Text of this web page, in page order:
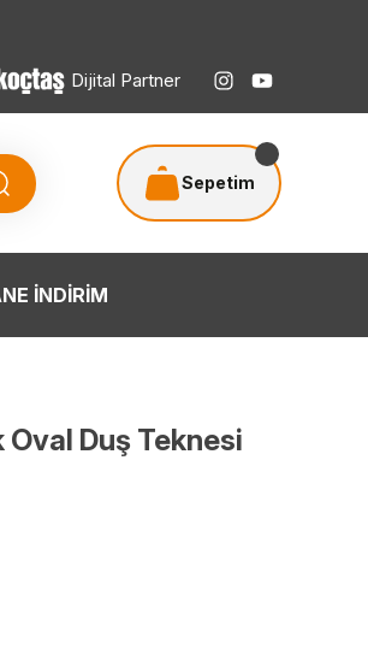
Dijital Partner
Sepetim
İNDİRİM
Duş Teknesi